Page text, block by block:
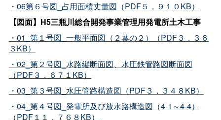
・06第６号図_占用面積丈量図（PDF５，９１０KB）
【図面】H5三瓶川総合開発事業管理用発電所土木工事
・01_第１号図_一般平面図（２葉の２）（PDF３，３６
３KB）
・02_第２号図_水路縦断面図、水圧鉄管路図断面図
（PDF３，６７１KB）
・03_第３号図_水圧管路構造図（PDF３，３４８KB）
・04_第４号図_発電所及び放水路構造図（4-1～4-4）
（PDF１１，７６８KB）